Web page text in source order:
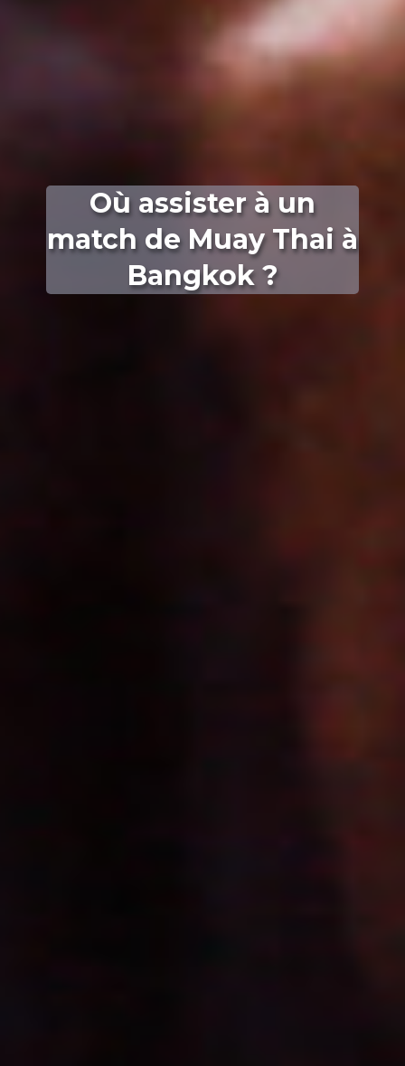
Où assister à un
match de Muay Thai à
Bangkok ?